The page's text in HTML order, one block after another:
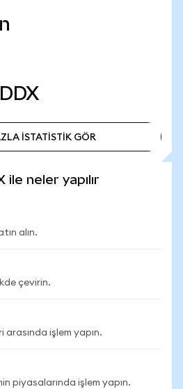
DDX
İSTATİSTİK GÖR
neler yapılır
alın.
çevirin.
arasında işlem yapın.
piyasalarında işlem yapın.